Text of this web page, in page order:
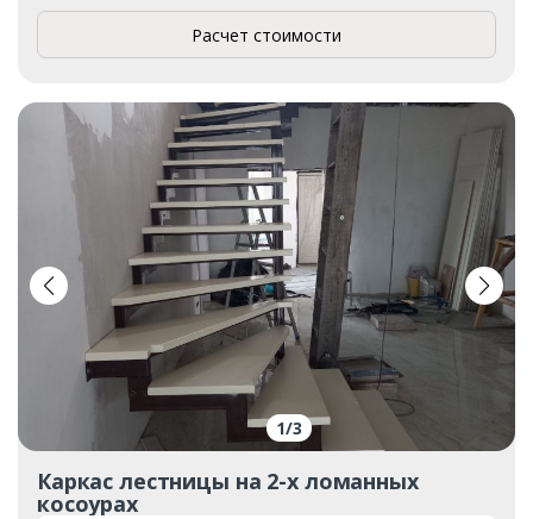
Расчет стоимости
1/3
Каркас лестницы на 2-х ломанных
косоурах